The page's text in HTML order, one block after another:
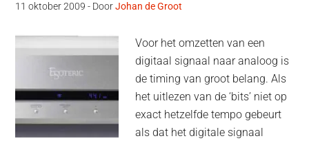
11 oktober 2009 - DoorJohan de Groot
Voor het omzetten van een
digitaal signaal naar analoog is
de timing van groot belang. Als
het uitlezen van de ‘bits’ niet op
exact hetzelfde tempo gebeurt
als dat het digitale signaal